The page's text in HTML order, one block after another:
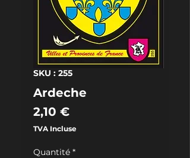
SKU : 255
Ardeche
2,10 €Prix
TVA Incluse
Quantité *